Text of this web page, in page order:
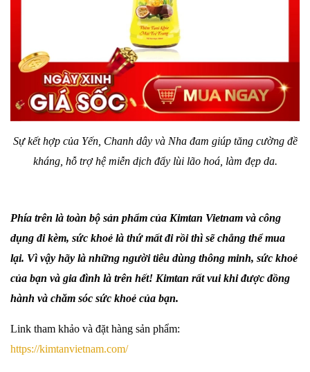
Sự kết hợp của Yến, Chanh dây và Nha đam giúp tăng cường đề
kháng, hỗ trợ hệ miễn dịch đẩy lùi lão hoá, làm đẹp da.
Phía trên là toàn bộ sản phẩm của Kimtan Vietnam và công
dụng đi kèm, sức khoẻ là thứ mất đi rồi thì sẽ chẳng thể mua
lại. Vì vậy hãy là những người tiêu dùng thông minh, sức khoẻ
của bạn và gia đình là trên hết! Kimtan rất vui khi được đồng
hành và chăm sóc sức khoẻ của bạn.
Link tham khảo và đặt hàng sản phẩm:
https://kimtanvietnam.com/